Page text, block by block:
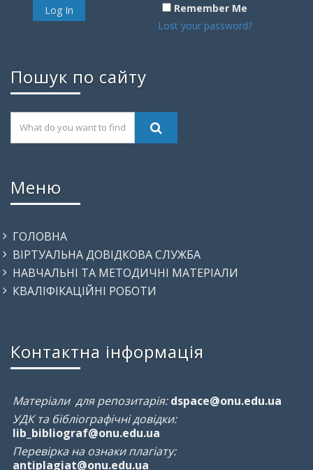
Remember Me
Lost your password?
Пошук по сайту
Меню
ГОЛОВНА
ВІРТУАЛЬНА ДОВІДКОВА СЛУЖБА
НАВЧАЛЬНІ ТА МЕТОДИЧНІ МАТЕРІАЛИ
КВАЛІФІКАЦІЙНІ РОБОТИ
Контактна інформація
Матеріали для репозитарія: dspace@onu.edu.ua
УДК та бібліографічні довідки:
lib_bibliograf@onu.edu.ua
Перевірка на ознаки плагіату:
antiplagiat@onu.edu.ua